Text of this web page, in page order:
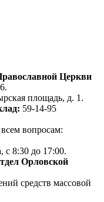
Церкви
площадь, д. 1.
59-14-95
вопросам:
с 8:30 до 17:00.
Орловской
средств массовой